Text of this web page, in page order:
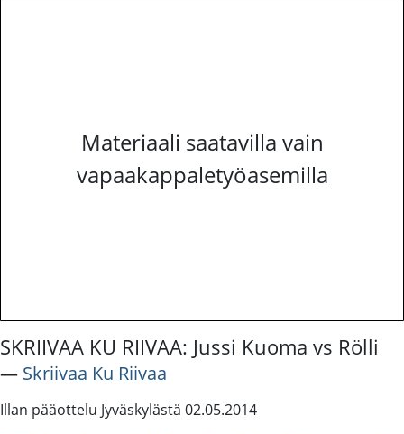
Materiaali saatavilla vain
vapaakappaletyöasemilla
SKRIIVAA KU RIIVAA: Jussi Kuoma vs Rölli
― Skriivaa Ku Riivaa
Illan pääottelu Jyväskylästä 02.05.2014